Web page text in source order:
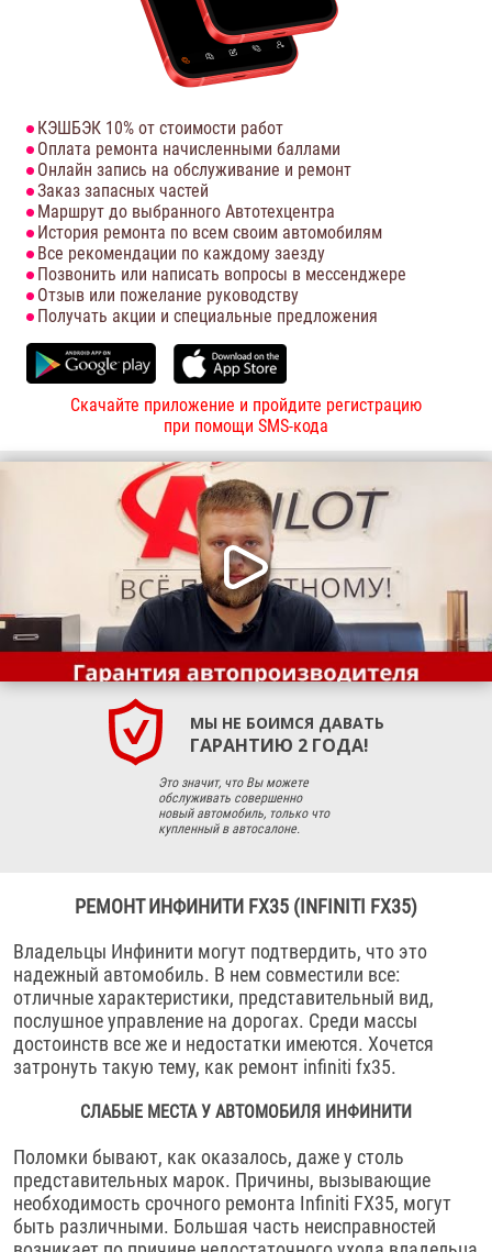
КЭШБЭК 10% от стоимости работ
Оплата ремонта начисленными баллами
Онлайн запись на обслуживание и ремонт
Заказ запасных частей
Маршрут до выбранного Автотехцентра
История ремонта по всем своим автомобилям
Все рекомендации по каждому заезду
Позвонить или написать вопросы в мессенджере
Отзыв или пожелание руководству
Получать акции и специальные предложения
Скачайте приложение и пройдите регистрацию
при помощи SMS-кода
МЫ НЕ БОИМСЯ ДАВАТЬ
ГАРАНТИЮ 2 ГОДА!
Это значит, что Вы можете
обслуживать совершенно
новый автомобиль, только что
купленный в автосалоне.
РЕМОНТ ИНФИНИТИ FX35 (INFINITI FX35)
Владельцы Инфинити могут подтвердить, что это
надежный автомобиль. В нем совместили все:
отличные характеристики, представительный вид,
послушное управление на дорогах. Среди массы
достоинств все же и недостатки имеются. Хочется
затронуть такую тему, как ремонт infiniti fx35.
СЛАБЫЕ МЕСТА У АВТОМОБИЛЯ ИНФИНИТИ
Поломки бывают, как оказалось, даже у столь
представительных марок. Причины, вызывающие
необходимость срочного ремонта Infiniti FX35, могут
быть различными. Большая часть неисправностей